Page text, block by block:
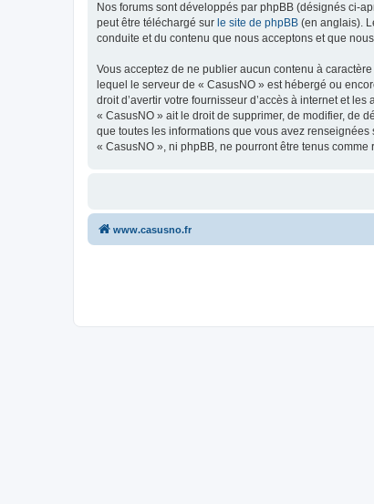
Nos forums sont développés par phpBB (désignés ci-
peut être téléchargé sur le site de phpBB (en anglais).
conduite et du contenu que nous acceptons et que
Vous acceptez de ne publier aucun contenu à
lequel le serveur de « CasusNO » est hébergé ou
droit d’avertir votre fournisseur d’accès à internet et
« CasusNO » ait le droit de supprimer, de modifier, de
que toutes les informations que vous avez
« CasusNO », ni phpBB, ne pourront être tenus
www.casusno.fr